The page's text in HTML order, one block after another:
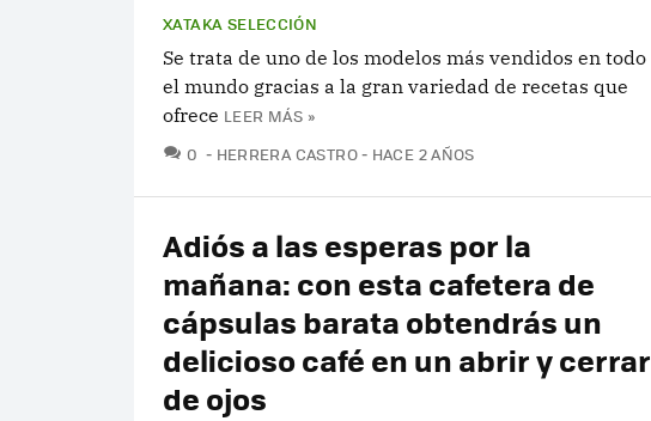
XATAKA SELECCIÓN
Se trata de uno de los modelos más vendidos en todo
el mundo gracias a la gran variedad de recetas que
ofrece LEER MÁS »
0 COMENTARIOS
HERRERA CASTRO HACE 2 AÑOS
Adiós a las esperas por la
mañana: con esta cafetera de
cápsulas barata obtendrás un
delicioso café en un abrir y cerrar
de ojos